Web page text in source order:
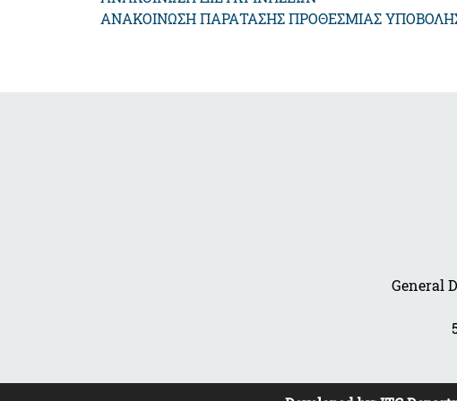
ΑΝΑΚΟΙΝΩΣΗ ΠΑΡΑΤΑΣΗΣ ΠΡΟΘΕΣΜΙΑΣ
General